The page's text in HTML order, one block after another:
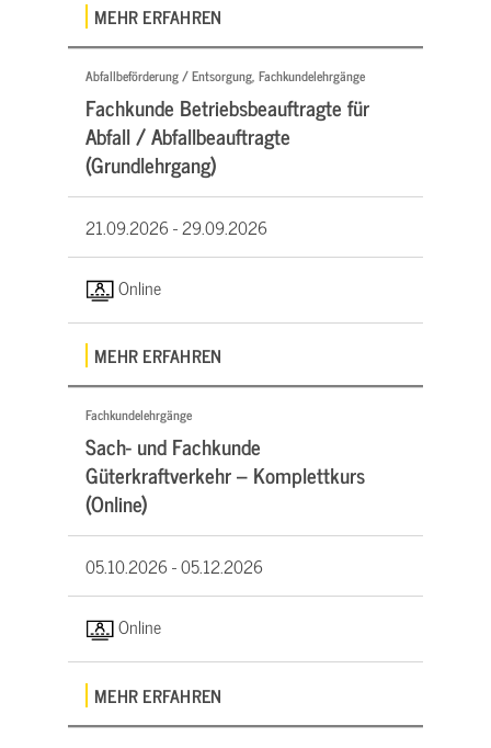
MEHR ERFAHREN
Abfallbeförderung / Entsorgung, Fachkundelehrgänge
Fachkunde Betriebsbeauftragte für
Abfall / Abfallbeauftragte
(Grundlehrgang)
21.09.2026 -29.09.2026
Online
MEHR ERFAHREN
Fachkundelehrgänge
Sach- und Fachkunde
Güterkraftverkehr – Komplettkurs
(Online)
05.10.2026 -05.12.2026
Online
MEHR ERFAHREN